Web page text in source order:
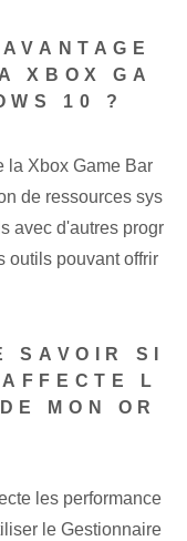
XBOX GA
10 ?
la Xbox Game Bar
de ressources sys
avec d'autres progr
outils pouvant offrir
SAVOIR SI
L
MON OR
les performance
le Gestionnaire